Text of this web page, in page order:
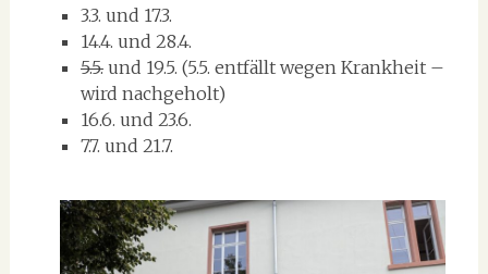
3.3. und 17.3.
14.4. und 28.4.
5.5.und 19.5. (5.5. entfällt wegen Krankheit –
wird nachgeholt)
16.6. und 23.6.
7.7. und 21.7.